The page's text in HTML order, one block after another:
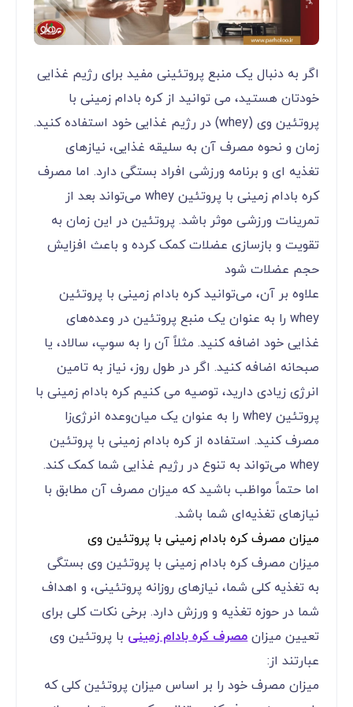
اگر به دنبال یک منبع پروتئینی مفید برای رژیم غذایی
خودتان هستید، می توانید از کره بادام زمینی با
پروتئین وی (whey) در رژیم غذایی خود استفاده کنید.
زمان و نحوه مصرف آن به سلیقه غذایی، نیازهای
تغذیه ای و برنامه ورزشی افراد بستگی دارد. اما مصرف
کره بادام زمینی با پروتئین whey می‌تواند بعد از
تمرینات ورزشی موثر باشد. پروتئین در این زمان به
تقویت و بازسازی عضلات کمک کرده و باعث افزایش
حجم عضلات شود
علاوه بر آن، می‌توانید کره بادام زمینی با پروتئین
whey را به عنوان یک منبع پروتئین در وعده‌های
غذایی خود اضافه کنید. مثلاً آن را به سوپ، سالاد، یا
صبحانه اضافه کنید. اگر در طول روز، نیاز به تامین
انرژی زیادی دارید، توصیه می کنیم کره بادام زمینی با
پروتئین whey را به عنوان یک میان‌وعده انرژی‌زا
مصرف کنید. استفاده از کره بادام زمینی با پروتئین
whey می‌تواند به تنوع در رژیم غذایی شما کمک کند.
اما حتماً مواظب باشید که میزان مصرف آن مطابق با
نیازهای تغذیه‌ای شما باشد.
میزان مصرف کره بادام زمینی با پروتئین وی
میزان مصرف کره بادام زمینی با پروتئین وی بستگی
به تغذیه کلی شما، نیازهای روزانه پروتئینی، و اهداف
شما در حوزه تغذیه و ورزش دارد. برخی نکات کلی برای
تعیین میزانمصرف کره بادام زمینی با پروتئین وی
عبارتند از:
میزان مصرف خود را بر اساس میزان پروتئین کلی که